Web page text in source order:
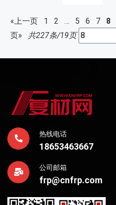
«上一页 1 2 … 5 6 7 8
页»
共227条/19页
热线电话
18653463667
公司邮箱
frp@cnfrp.com